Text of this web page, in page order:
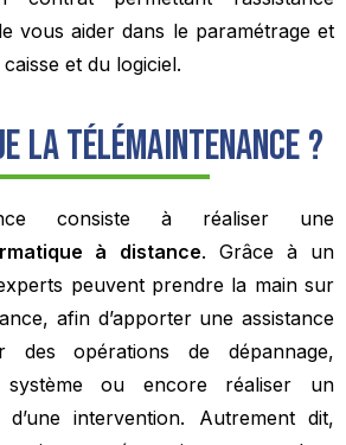
vous aider dans le paramétrage et
et du logiciel.
la télémaintenance ?
consiste à réaliser une
à distance. Grâce à un
peuvent prendre la main sur
afin d’apporter une assistance
des opérations de dépannage,
ou encore réaliser un
intervention. Autrement dit,